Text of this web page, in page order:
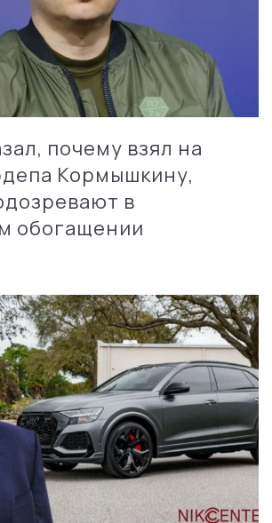
почему взял на
Кормышкину,
в
обогащении